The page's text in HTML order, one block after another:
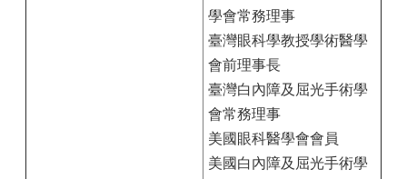
學會常務理事
臺灣眼科學教授學術醫學
會前理事長
臺灣白內障及屈光手術學
會常務理事
美國眼科醫學會會員
美國白內障及屈光手術學